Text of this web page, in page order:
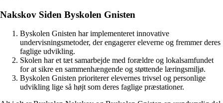
Nakskov Siden Byskolen Gnisten
Byskolen Gnisten har implementeret innovative
undervisningsmetoder, der engagerer eleverne og fremmer deres
faglige udvikling.
Skolen har et tæt samarbejde med forældre og lokalsamfundet
for at sikre en sammenhængende og støttende læringsmiljø.
Byskolen Gnisten prioriterer elevernes trivsel og personlige
udvikling lige så højt som deres faglige præstationer.